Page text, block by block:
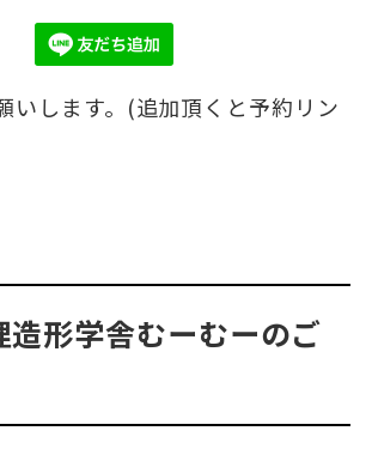
いします。(追加頂くと予約リン
造形学舎むーむーのご